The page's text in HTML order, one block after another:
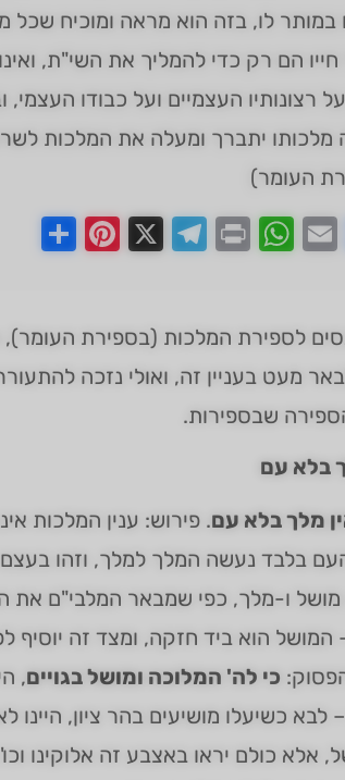
במותר לו, בזה הוא מראה ומוכיח שכל
חייו הם רק כדי להמליך את השי"ת,
רצונותיו העצמיים ועל כבודו העצמי,
מלכותו יתברך ומעלה את המלכות
העומר)
Facebook
Email
WhatsApp
Print
Telegram
X
לספירת המלכות (בספירת
מעט בעניין זה, ואולי נזכה
שבספירות.
בלא עם
מלך בלא עם. פירוש: ענין המלכות
בלבד נעשה המלך למלך, וזהו בעצם
מושל ו-מלך, כפי שמבאר המלבי"ם את
המושל הוא ביד חזקה, ומצד זה
כי לה' המלוכה ומושל בגויים,
לבא כשיעלו מושיעים בהר ציון,
אלא כולם יראו באצבע זה אלוקינו